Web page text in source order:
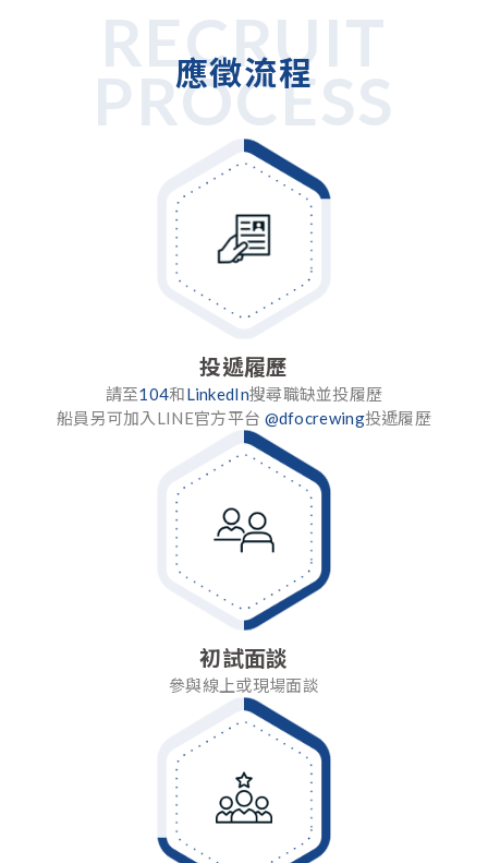
投遞履歷
請至104和LinkedIn搜尋職缺並投履歷
船員另可加入LINE官方平台 @dfocrewing投遞履歷
初試面談
參與線上或現場面談
應徵流程
RECRUIT
PROCESS